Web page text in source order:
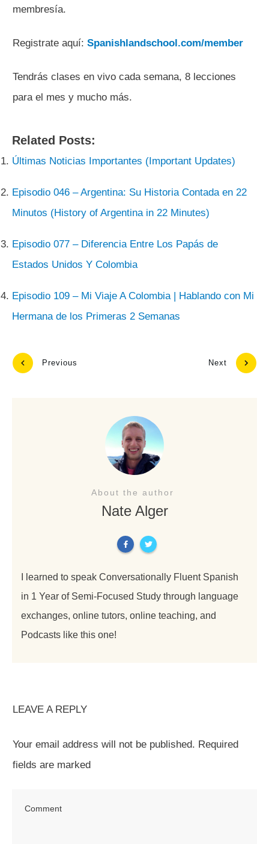
membresía.
Registrate aquí: Spanishlandschool.com/member
Tendrás clases en vivo cada semana, 8 lecciones
para el mes y mucho más.
Related Posts:
Últimas Noticias Importantes (Important Updates)
Episodio 046 – Argentina: Su Historia Contada en 22
Minutos (History of Argentina in 22 Minutes)
Episodio 077 – Diferencia Entre Los Papás de
Estados Unidos Y Colombia
Episodio 109 – Mi Viaje A Colombia | Hablando con Mi
Hermana de los Primeras 2 Semanas
Previous Next
About the author
Nate Alger
I learned to speak Conversationally Fluent Spanish
in 1 Year of Semi-Focused Study through language
exchanges, online tutors, online teaching, and
Podcasts like this one!
LEAVE A REPLY
Your email address will not be published. Required
fields are marked